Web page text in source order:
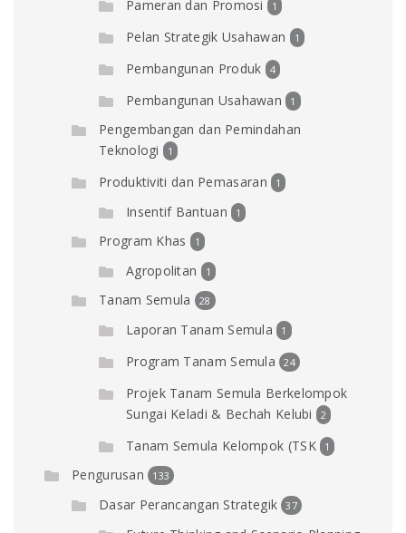
Pameran dan Promosi 1
Pelan Strategik Usahawan 1
Pembangunan Produk 4
Pembangunan Usahawan 1
Pengembangan dan Pemindahan
Teknologi
1
Produktiviti dan Pemasaran 1
Insentif Bantuan 1
Program Khas 1
Agropolitan 1
Tanam Semula 28
Laporan Tanam Semula 1
Program Tanam Semula 24
Projek Tanam Semula Berkelompok
Sungai Keladi & Bechah Kelubi
2
Tanam Semula Kelompok (TSK 1
Pengurusan 133
Dasar Perancangan Strategik 37